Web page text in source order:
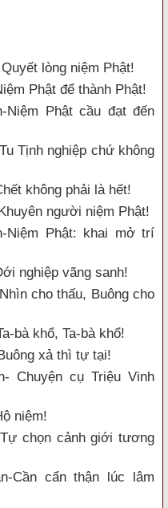
lòng niệm Phật!
Phật để thành Phật!
Phật cầu đạt đến
Tịnh nghiệp chứ không
không phải là hết!
người niệm Phật!
Niệm Phật: khai mở trí
nghiệp vãng sanh!
cho thấu, Buông cho
bà khổ, Ta-bà khổ!
xả thì tự tại!
Chuyện cụ Triệu Vinh
niệm!
chọn cảnh giới tương
Cần cẩn thận lúc lâm